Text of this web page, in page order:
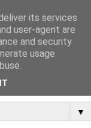
▼
its services
user-agent are
and security
usage